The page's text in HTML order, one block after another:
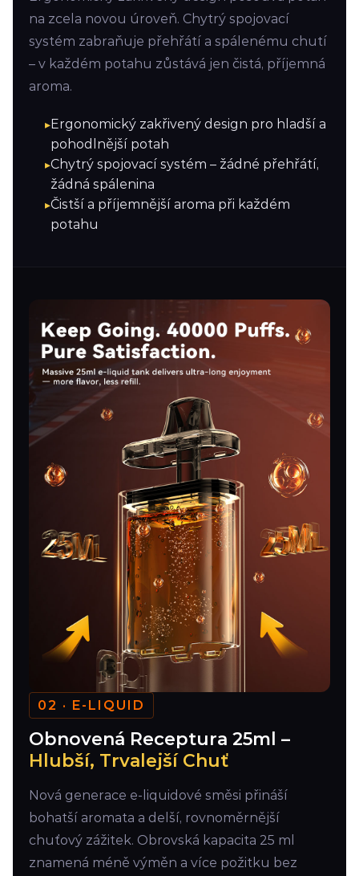
na zcela novou úroveň. Chytrý spojovací
systém zabraňuje přehřátí a spálenému chutí
– v každém potahu zůstává jen čistá, příjemná
aroma.
Ergonomický zakřivený design pro hladší a
pohodlnější potah
Chytrý spojovací systém – žádné přehřátí,
žádná spálenina
Čistší a příjemnější aroma při každém
potahu
02 · E-LIQUID
Obnovená Receptura 25ml –
Hlubší, Trvalejší Chuť
Nová generace e-liquidové směsi přináší
bohatší aromata a delší, rovnoměrnější
chuťový zážitek. Obrovská kapacita 25 ml
znamená méně výměn a více požitku bez